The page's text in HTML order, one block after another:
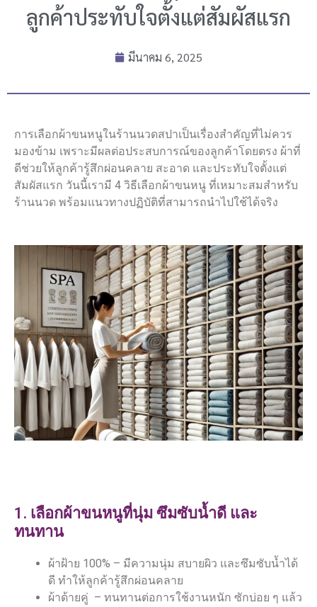
ลูกค้าประทับใจตั้งแต่สัมผัสแรก
มีนาคม 6, 2025
การเลือกผ้าขนหนูในร้านนวดสปาเป็นเรื่องสำคัญที่ไม่ควร
มองข้าม เพราะมีผลต่อประสบการณ์ของลูกค้าโดยตรง ผ้าที่
ดีช่วยให้ลูกค้ารู้สึกผ่อนคลาย สะอาด และประทับใจตั้งแต่
สัมผัสแรก วันนี้เรามี 4 วิธีเลือกผ้าขนหนู ที่เหมาะสมสำหรับ
ร้านนวด พร้อมแนวทางปฏิบัติที่สามารถนำไปใช้ได้จริง
1. เลือกผ้าขนหนูที่นุ่ม ซึมซับน้ำดี และ
ทนทาน
ผ้าฝ้าย 100% – มีความนุ่ม สบายผิว และซึมซับน้ำได้
ดี ทำให้ลูกค้ารู้สึกผ่อนคลาย
ผ้าด้ายคู่ – ทนทานต่อการใช้งานหนัก ซักบ่อย ๆ แล้ว